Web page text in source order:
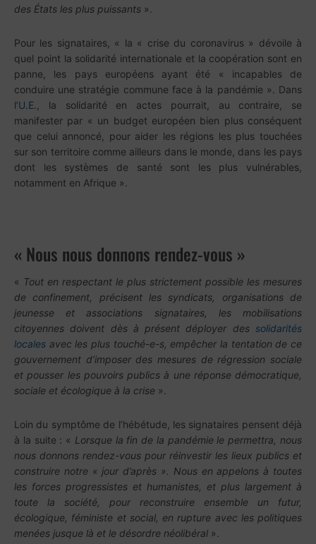
des États les plus puissants ».
Pour les signataires, « la « crise du coronavirus » dévoile à
quel point la solidarité internationale et la coopération sont en
panne, les pays européens ayant été « incapables de
conduire une stratégie commune face à la pandémie ». Dans
l’U.E., la solidarité en actes pourrait, au contraire, se
manifester par « un budget européen bien plus conséquent
que celui annoncé, pour aider les régions les plus touchées
sur son territoire comme ailleurs dans le monde, dans les pays
dont les systèmes de santé sont les plus vulnérables,
notamment en Afrique ».
« Nous nous donnons rendez-vous »
« Tout en respectant le plus strictement possible les mesures
de confinement, précisent les syndicats, organisations de
jeunesse et associations signataires, les mobilisations
citoyennes doivent dès à présent déployer des solidarités
locales avec les plus touché-e-s, empêcher la tentation de ce
gouvernement d’imposer des mesures de régression sociale
et pousser les pouvoirs publics à une réponse démocratique,
sociale et écologique à la crise ».
Loin du symptôme de l’hébétude, les signataires pensent déjà
à la suite : « Lorsque la fin de la pandémie le permettra, nous
nous donnons rendez-vous pour réinvestir les lieux publics et
construire notre « jour d’après ». Nous en appelons à toutes
les forces progressistes et humanistes, et plus largement à
toute la société, pour reconstruire ensemble un futur,
écologique, féministe et social, en rupture avec les politiques
menées jusque là et le désordre néolibéral ».